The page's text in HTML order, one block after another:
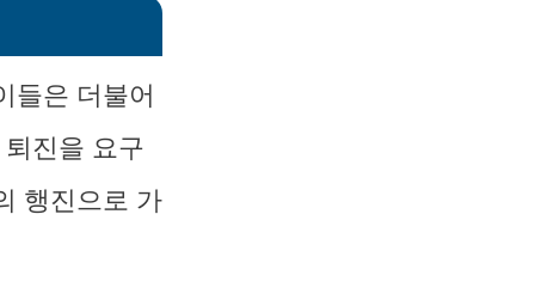
들은 더불어
진을 요구
행진으로 가